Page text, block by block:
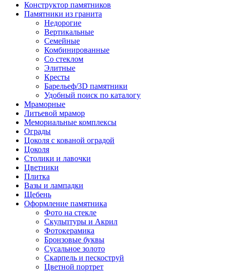
Конструктор памятников
Памятники из гранита
Недорогие
Вертикальные
Семейные
Комбинированные
Со стеклом
Элитные
Кресты
Барельеф/3D памятники
Удобный поиск по каталогу
Мраморные
Литьевой мрамор
Мемориальные комплексы
Ограды
Цоколя с кованой оградой
Цоколя
Столики и лавочки
Цветники
Плитка
Вазы и лампадки
Щебень
Оформление памятника
Фото на стекле
Скульптуры и Акрил
Фотокерамика
Бронзовые буквы
Сусальное золото
Скарпель и пескоструй
Цветной портрет